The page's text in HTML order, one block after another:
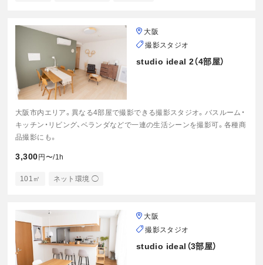
大阪
撮影スタジオ
studio ideal 2（4部屋）
大阪市内エリア。異なる4部屋で撮影できる撮影スタジオ。バスルーム・
キッチン・リビング、ベランダなどで一連の生活シーンを撮影可。各種商
品撮影にも。
3,300円〜/1h
101㎡ ネット環境 ◯
大阪
撮影スタジオ
studio ideal（3部屋）